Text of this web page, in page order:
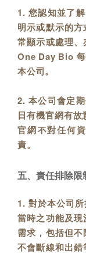
1. 您認知並了
明示或默示的
常顯示或處理
One Day Bio
本公司。
2. 本公司會定
日有機官網有
官網不對任何
責。
五、責任排除限
1. 對於本公司
當時之功能及
需求，包括但
不會斷線和出